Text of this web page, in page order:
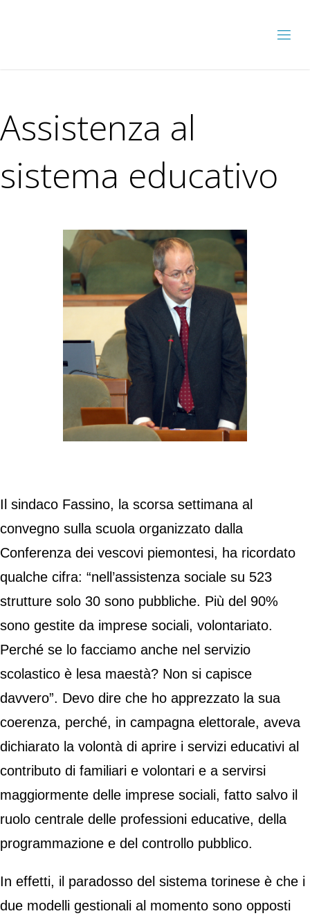
Assistenza al
sistema educativo
Il sindaco Fassino, la scorsa settimana al
convegno sulla scuola organizzato dalla
Conferenza dei vescovi piemontesi, ha ricordato
qualche cifra: “nell’assistenza sociale su 523
strutture solo 30 sono pubbliche. Più del 90%
sono gestite da imprese sociali, volontariato.
Perché se lo facciamo anche nel servizio
scolastico è lesa maestà? Non si capisce
davvero”. Devo dire che ho apprezzato la sua
coerenza, perché, in campagna elettorale, aveva
dichiarato la volontà di aprire i servizi educativi al
contributo di familiari e volontari e a servirsi
maggiormente delle imprese sociali, fatto salvo il
ruolo centrale delle professioni educative, della
programmazione e del controllo pubblico.
In effetti, il paradosso del sistema torinese è che i
due modelli gestionali al momento sono opposti